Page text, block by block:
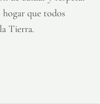
que todos
Tierra.